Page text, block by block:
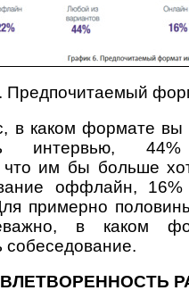
Предпочитаемый
в каком формате вы
интервью, 44%
что им бы больше
оффлайн,
примерно
в каком
собеседование.